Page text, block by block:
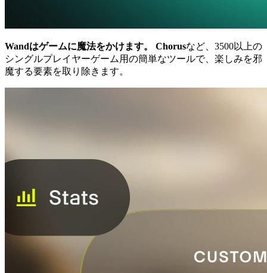
Wandはゲームに魔法をかけます。 Chorusなど、3500以上の
シングルプレイヤーゲーム用の簡単なツールで、楽しみを邪
魔する要素を取り除きます。